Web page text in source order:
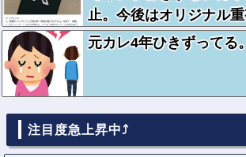
止。今後はオリジナル
元カレ4年ひきずってる。
注目度急上昇中⤴